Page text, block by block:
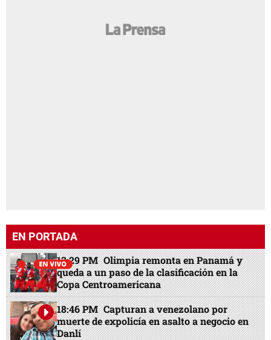
EN PORTADA
13:29 PM Olimpia remonta en Panamá y
queda a un paso de la clasificación en la
Copa Centroamericana
18:46 PM Capturan a venezolano por
muerte de expolicía en asalto a negocio en
Danlí